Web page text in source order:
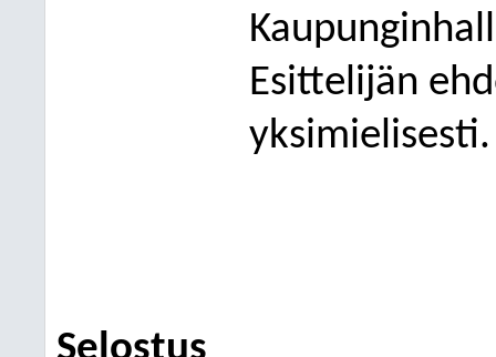
Esittelijän
yksimielisesti.